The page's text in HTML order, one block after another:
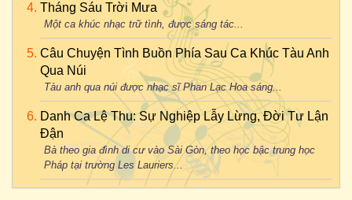
Tháng Sáu Trời Mưa
Một ca khúc nhạc trữ tình, được sáng tác...
Câu Chuyện Tình Buồn Phía Sau Ca Khúc Tàu Anh
Qua Núi
Tàu anh qua núi được nhạc sĩ Phan Lạc Hoa sáng...
Danh Ca Lệ Thu: Sự Nghiệp Lẫy Lừng, Đời Tư Lận
Đận
Bà theo gia đình di cư vào Sài Gòn, theo học bậc trung học
Pháp tại trường Les Lauriers...